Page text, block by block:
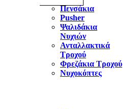
Πενσάκια
Pusher
Ψαλιδάκια
Νυχιών
Ανταλλακτικά
Τροχού
Φρεζάκια Τροχού
Νυχοκόπτες